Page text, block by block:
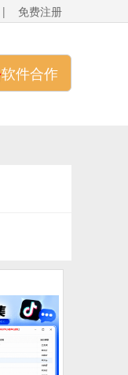
| 免费注册
软件合作